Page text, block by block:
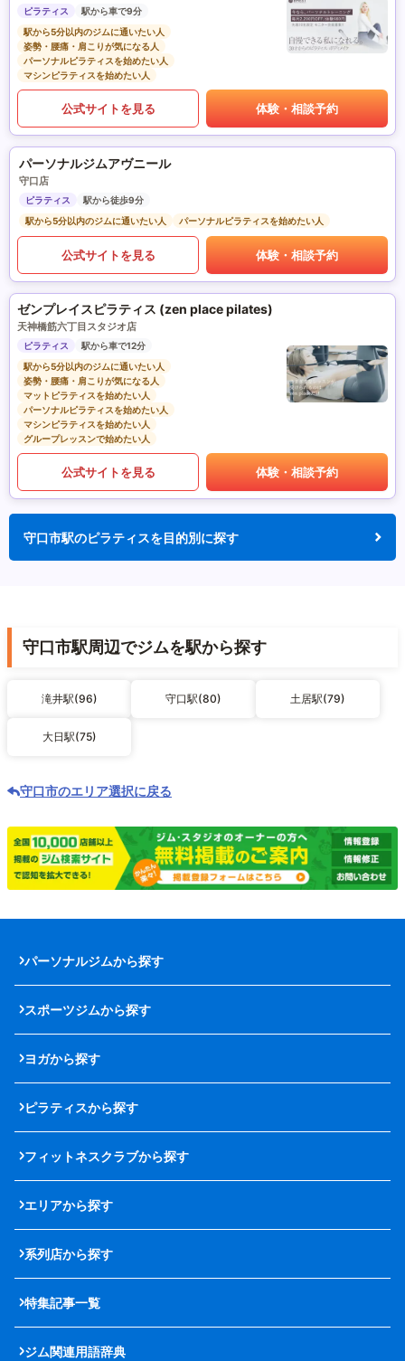
ピラティス
駅から車で9分
駅から5分以内のジムに通いたい人
姿勢・腰痛・肩こりが気になる人
パーソナルピラティスを始めたい人
マシンピラティスを始めたい人
公式サイトを見る 体験・相談予約
パーソナルジムアヴニール
守口店
ピラティス
駅から徒歩9分
駅から5分以内のジムに通いたい人
パーソナルピラティスを始めたい人
公式サイトを見る 体験・相談予約
ゼンプレイスピラティス (zen place pilates)
天神橋筋六丁目スタジオ店
ピラティス
駅から車で12分
駅から5分以内のジムに通いたい人
姿勢・腰痛・肩こりが気になる人
マットピラティスを始めたい人
パーソナルピラティスを始めたい人
マシンピラティスを始めたい人
グループレッスンで始めたい人
公式サイトを見る 体験・相談予約
守口市駅のピラティスを目的別に探す
守口市駅周辺でジムを駅から探す
滝井駅(96) 守口駅(80) 土居駅(79)
大日駅(75)
守口市のエリア選択に戻る
パーソナルジムから探す
スポーツジムから探す
ヨガから探す
ピラティスから探す
フィットネスクラブから探す
エリアから探す
系列店から探す
特集記事一覧
ジム関連用語辞典